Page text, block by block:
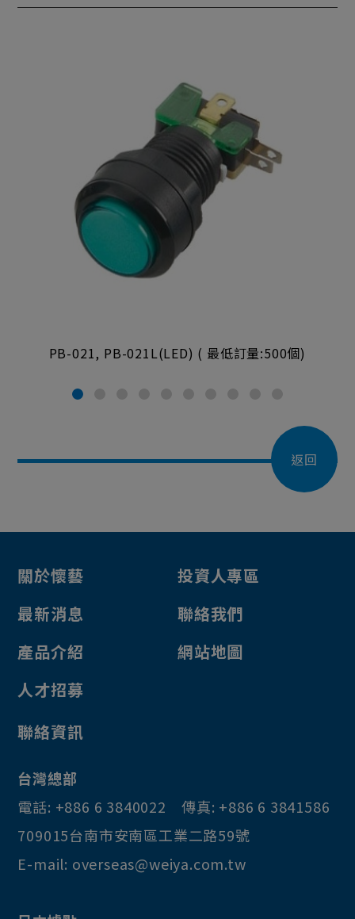
PB-021, PB-021L(LED) ( 最低訂量:500個)
返回
關於懷藝
最新消息
產品介紹
人才招募
投資人專區
聯絡我們
網站地圖
聯絡資訊
台灣總部
電話: +886 6 3840022 傳真: +886 6 3841586
709015台南市安南區工業二路59號
E-mail: overseas@weiya.com.tw